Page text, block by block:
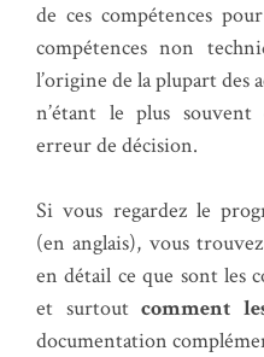
de ces compétences
compétences non
l’origine de la plupart des
n’étant le plus souvent
erreur de décision.
Si vous regardez le
(en anglais), vous
en détail ce que sont les
et surtoutcomment
documentation